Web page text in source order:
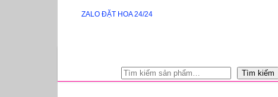
ZALO ĐẶT HOA 24/24
Tìm kiếm